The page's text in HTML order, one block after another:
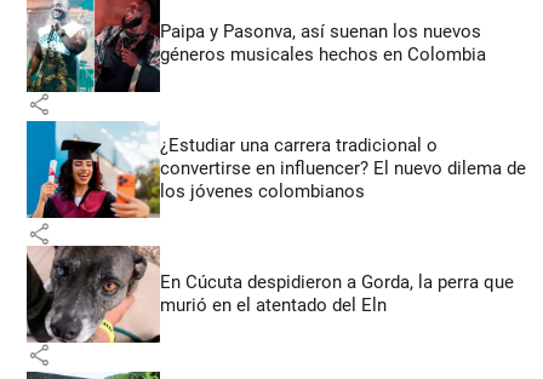
Paipa y Pasonva, así suenan los nuevos
géneros musicales hechos en Colombia
share
¿Estudiar una carrera tradicional o
convertirse en influencer? El nuevo dilema de
los jóvenes colombianos
share
En Cúcuta despidieron a Gorda, la perra que
murió en el atentado del Eln
share